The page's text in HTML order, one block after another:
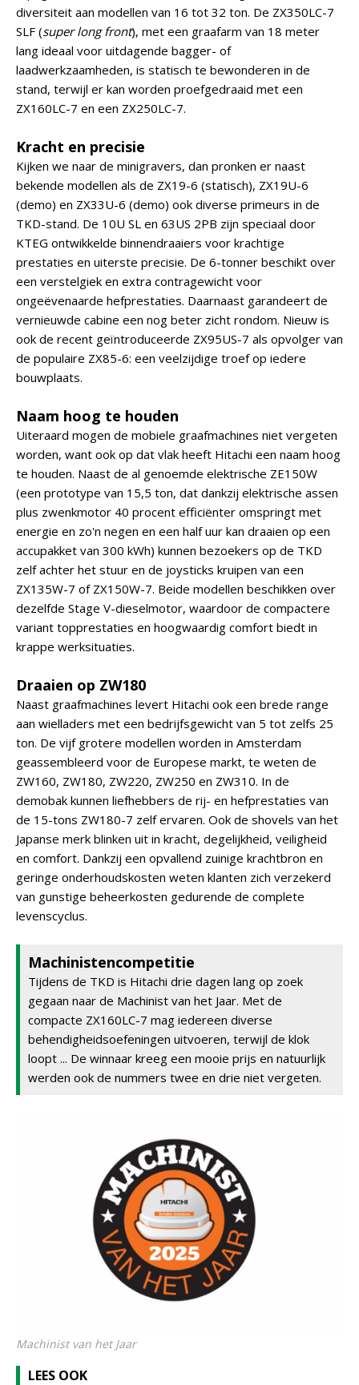
diversiteit aan modellen van 16 tot 32 ton. De ZX350LC-7
SLF (super long front), met een graafarm van 18 meter
lang ideaal voor uitdagende bagger- of
laadwerkzaamheden, is statisch te bewonderen in de
stand, terwijl er kan worden proefgedraaid met een
ZX160LC-7 en een ZX250LC-7.
Kracht en precisie
Kijken we naar de minigravers, dan pronken er naast
bekende modellen als de ZX19-6 (statisch), ZX19U-6
(demo) en ZX33U-6 (demo) ook diverse primeurs in de
TKD-stand. De 10U SL en 63US 2PB zijn speciaal door
KTEG ontwikkelde binnendraaiers voor krachtige
prestaties en uiterste precisie. De 6-tonner beschikt over
een verstelgiek en extra contragewicht voor
ongeëvenaarde hefprestaties. Daarnaast garandeert de
vernieuwde cabine een nog beter zicht rondom. Nieuw is
ook de recent geïntroduceerde ZX95US-7 als opvolger van
de populaire ZX85-6: een veelzijdige troef op iedere
bouwplaats.
Naam hoog te houden
Uiteraard mogen de mobiele graafmachines niet vergeten
worden, want ook op dat vlak heeft Hitachi een naam hoog
te houden. Naast de al genoemde elektrische ZE150W
(een prototype van 15,5 ton, dat dankzij elektrische assen
plus zwenkmotor 40 procent efficiënter omspringt met
energie en zo'n negen en een half uur kan draaien op een
accupakket van 300 kWh) kunnen bezoekers op de TKD
zelf achter het stuur en de joysticks kruipen van een
ZX135W-7 of ZX150W-7. Beide modellen beschikken over
dezelfde Stage V-dieselmotor, waardoor de compactere
variant topprestaties en hoogwaardig comfort biedt in
krappe werksituaties.
Draaien op ZW180
Naast graafmachines levert Hitachi ook een brede range
aan wielladers met een bedrijfsgewicht van 5 tot zelfs 25
ton. De vijf grotere modellen worden in Amsterdam
geassembleerd voor de Europese markt, te weten de
ZW160, ZW180, ZW220, ZW250 en ZW310. In de
demobak kunnen liefhebbers de rij- en hefprestaties van
de 15-tons ZW180-7 zelf ervaren. Ook de shovels van het
Japanse merk blinken uit in kracht, degelijkheid, veiligheid
en comfort. Dankzij een opvallend zuinige krachtbron en
geringe onderhoudskosten weten klanten zich verzekerd
van gunstige beheerkosten gedurende de complete
levenscyclus.
Machinistencompetitie
Tijdens de TKD is Hitachi drie dagen lang op zoek
gegaan naar de Machinist van het Jaar. Met de
compacte ZX160LC-7 mag iedereen diverse
behendigheidsoefeningen uitvoeren, terwijl de klok
loopt ... De winnaar kreeg een mooie prijs en natuurlijk
werden ook de nummers twee en drie niet vergeten.
Machinist van het Jaar
LEES OOK